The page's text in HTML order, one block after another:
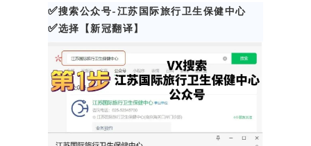
✅搜索公众号-江苏国际旅行卫生保健中心
✅选择【新冠翻译】